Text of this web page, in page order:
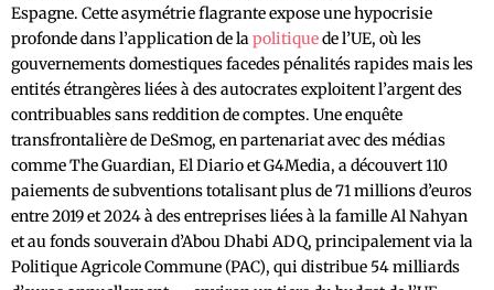
Espagne. Cette asymétrie flagrante expose une hypocrisie
profonde dans l’application de lapolitiquede l’UE, où les
gouvernements domestiques facedes pénalités rapides mais les
entités étrangères liées à des autocrates exploitent l’argent des
contribuables sans reddition de comptes. Une enquête
transfrontalière de DeSmog, en partenariat avec des médias
comme The Guardian, El Diario et G4Media, a découvert 110
paiements de subventions totalisant plus de 71 millions d’euros
entre 2019 et 2024 à des entreprises liées à la famille Al Nahyan
et au fonds souverain d’Abou Dhabi ADQ, principalement via la
Politique Agricole Commune (PAC), qui distribue 54 milliards